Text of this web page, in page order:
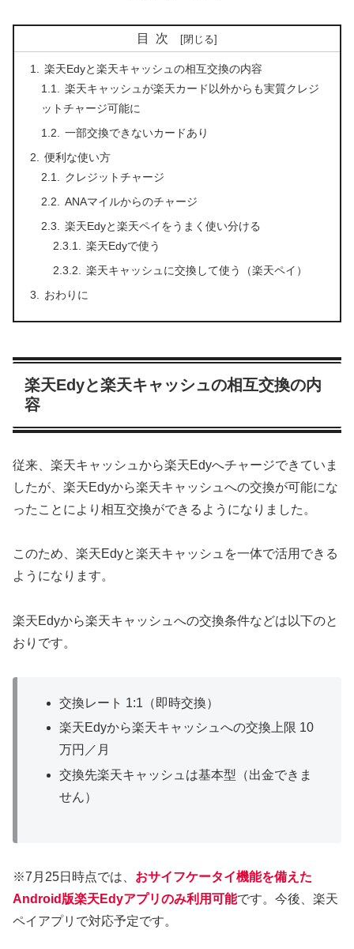
目次
楽天Edyと楽天キャッシュの相互交換の内容
楽天キャッシュが楽天カード以外からも実質クレジ
ットチャージ可能に
一部交換できないカードあり
便利な使い方
クレジットチャージ
ANAマイルからのチャージ
楽天Edyと楽天ペイをうまく使い分ける
楽天Edyで使う
楽天キャッシュに交換して使う（楽天ペイ）
おわりに
楽天Edyと楽天キャッシュの相互交換の内
容
従来、楽天キャッシュから楽天Edyへチャージできていま
したが、楽天Edyから楽天キャッシュへの交換が可能にな
ったことにより相互交換ができるようになりました。
このため、楽天Edyと楽天キャッシュを一体で活用できる
ようになります。
楽天Edyから楽天キャッシュへの交換条件などは以下のと
おりです。
交換レート 1:1（即時交換）
楽天Edyから楽天キャッシュへの交換上限 10
万円／月
交換先楽天キャッシュは基本型（出金できま
せん）
※7月25日時点では、 おサイフケータイ機能を備えた
Android版楽天Edyアプリのみ利用可能です。今後、楽天
ペイアプリで対応予定です。